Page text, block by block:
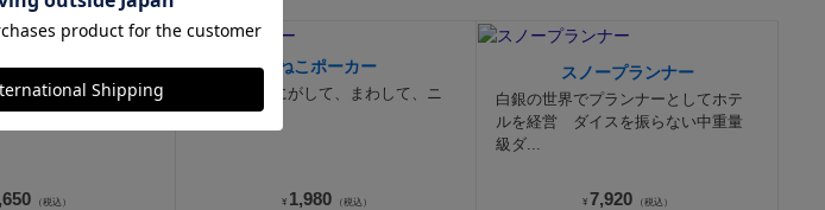
残り2点
ーズハイ
出しきれ予算
（税込）
ねこポーカー
あつめて、にがして、まわして、ニ
ャーン！
¥ 1,980 （税込）
スノープランナー
白銀の世界でプランナーとしてホテ
ルを経営 ダイスを振らない中重量
級ダ...
¥ 7,920 （税込）